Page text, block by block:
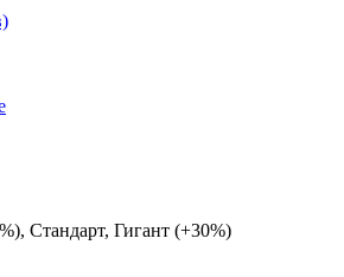
Стандарт, Гигант (+30%)